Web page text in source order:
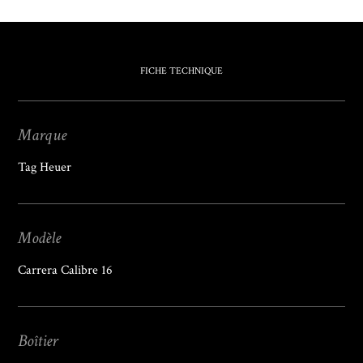
FICHE TECHNIQUE
Marque
Tag Heuer
Modèle
Carrera Calibre 16
Boîtier